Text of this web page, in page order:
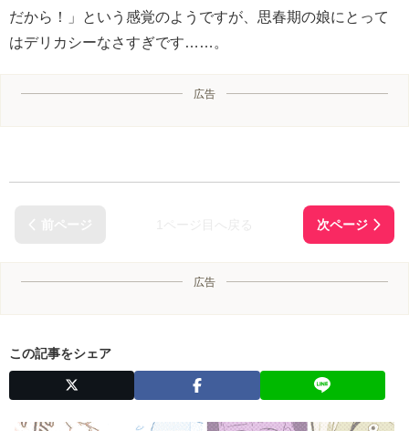
だから！」という感覚のようですが、思春期の娘にとって
はデリカシーなさすぎです……。
広告
広告
この記事をシェア